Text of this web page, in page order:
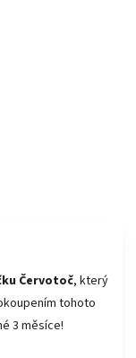
Červotoč, který
tohoto
3 měsíce!